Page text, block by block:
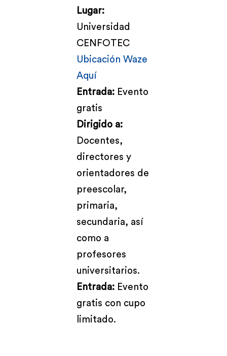
Lugar:
Universidad
CENFOTEC
Ubicación Waze
Aquí
Entrada: Evento
gratis
Dirigido a:
Docentes,
directores y
orientadores de
preescolar,
primaria,
secundaria, así
como a
profesores
universitarios.
Entrada: Evento
gratis con cupo
limitado.